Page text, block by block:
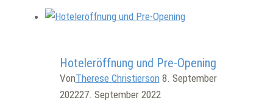
Ihre
Meinungen
haben
Einfluss
Hoteleröffnung und Pre-Opening
VonTherese Christierson 8. September
202227. September 2022